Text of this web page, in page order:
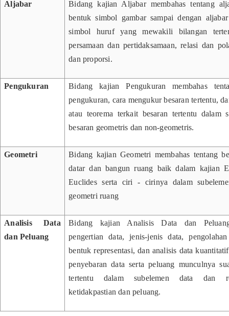
Aljabar
Bidang kajian Aljabar membahas tentang
bentuk simbol gambar sampai dengan
simbol huruf yang mewakili bilangan
persamaan dan pertidaksamaan, relasi dan
dan proporsi.
Pengukuran
Bidang kajian Pengukuran membahas
pengukuran, cara mengukur besaran tertentu,
atau teorema terkait besaran tertentu dalam
besaran geometris dan non-geometris.
Geometri
Bidang kajian Geometri membahas tentang
datar dan bangun ruang baik dalam kajian
Euclides serta ciri - cirinya dalam
geometri ruang
Analisis Data
dan Peluang
Bidang kajian Analisis Data dan
pengertian data, jenis-jenis data,
bentuk representasi, dan analisis data
penyebaran data serta peluang munculnya
tertentu dalam subelemen data dan
ketidakpastian dan peluang.